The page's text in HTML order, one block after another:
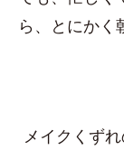
ら、とにかく
メイクくず